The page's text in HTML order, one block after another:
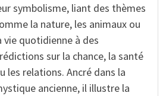
symbolisme, liant des thèmes
la nature, les animaux ou
vie quotidienne à des
sur la chance, la santé
les relations. Ancré dans la
ancienne, il illustre la